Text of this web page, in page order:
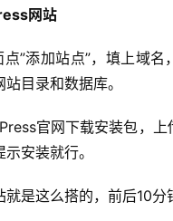
网站
点”添加站点”，填上域
目录和数据库。
官网下载安装包，上
安装就行。
是这么搭的，前后10分